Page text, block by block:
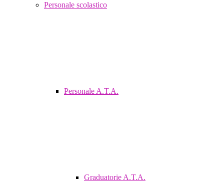
Personale scolastico
Personale A.T.A.
Graduatorie A.T.A.